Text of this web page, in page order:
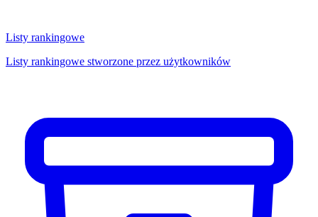
Listy rankingowe
Listy rankingowe stworzone przez użytkowników